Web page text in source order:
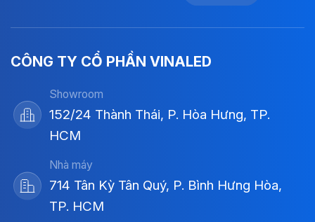
CÔNG TY CỔ PHẦN VINALED
Showroom
152/24 Thành Thái, P. Hòa Hưng, TP.
HCM
Nhà máy
714 Tân Kỳ Tân Quý, P. Bình Hưng Hòa,
TP. HCM